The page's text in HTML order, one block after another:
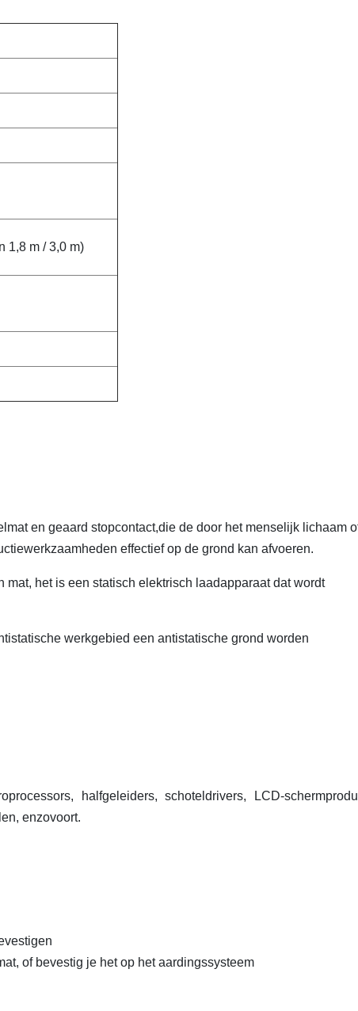
1,8 m / 3,0 m)
en geaard stopcontact,die de door het menselijk lichaam
effectief op de grond kan afvoeren.
het is een statisch elektrisch laadapparaat dat wordt
werkgebied een antistatische grond worden
halfgeleiders, schoteldrivers, LCD-
enzovoort.
of bevestig je het op het aardingssysteem